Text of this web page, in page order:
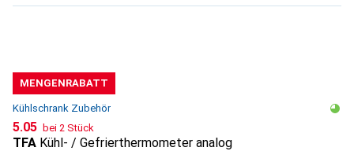
MENGENRABATT
Kühlschrank Zubehör
CHF
5.05 bei 2 Stück
TFA Kühl- / Gefrierthermometer analog